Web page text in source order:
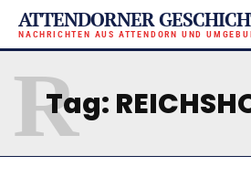
ATTENDORNER
NACHRICHTEN AUS ATTENDORN UND
Tag:
R